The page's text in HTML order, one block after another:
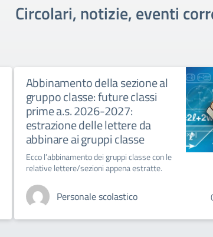
Circolari, notizie, eventi
Abbinamento della sezione al
gruppo classe: future classi
prime a.s. 2026-2027:
estrazione delle lettere da
abbinare ai gruppi classe
Ecco l’abbinamento dei gruppi classe con le
relative lettere/sezioni appena estratte.
Personale scolastico